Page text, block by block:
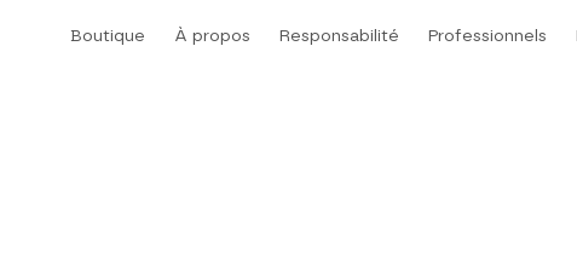
Boutique
À propos
Responsabilité
Professionnels